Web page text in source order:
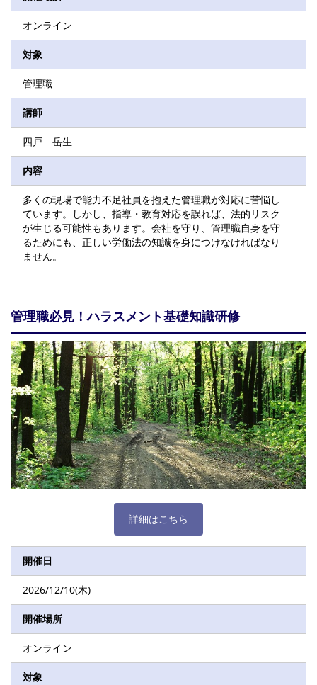
オンライン
対象
管理職
講師
四戸 岳生
内容
多くの現場で能力不足社員を抱えた管理職が対応に苦悩し
ています。しかし、指導・教育対応を誤れば、法的リスク
が生じる可能性もあります。会社を守り、管理職自身を守
るためにも、正しい労働法の知識を身につけなければなり
ません。
管理職必見！ハラスメント基礎知識研修
詳細はこちら
開催日
2026/12/10(木)
開催場所
オンライン
対象